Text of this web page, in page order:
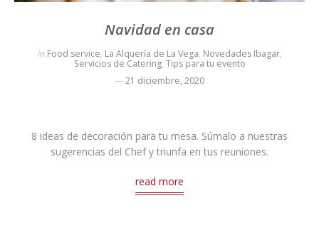
Navidad en casa
in Food service, La Alquería de La Vega, Novedades Ibagar,
Servicios de Catering, Tips para tu evento
21 diciembre, 2020
8 ideas de decoración para tu mesa. Súmalo a nuestras
sugerencias del Chef y triunfa en tus reuniones.
read more